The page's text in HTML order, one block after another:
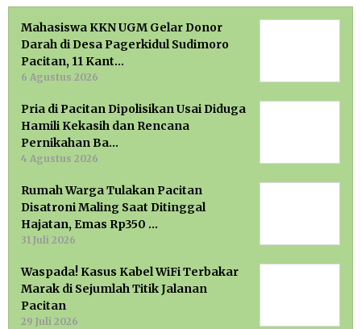
Mahasiswa KKN UGM Gelar Donor
Darah di Desa Pagerkidul Sudimoro
Pacitan, 11 Kant…
6 Agustus 2026
Pria di Pacitan Dipolisikan Usai Diduga
Hamili Kekasih dan Rencana
Pernikahan Ba…
4 Agustus 2026
Rumah Warga Tulakan Pacitan
Disatroni Maling Saat Ditinggal
Hajatan, Emas Rp350 …
31 Juli 2026
Waspada! Kasus Kabel WiFi Terbakar
Marak di Sejumlah Titik Jalanan
Pacitan
29 Juli 2026